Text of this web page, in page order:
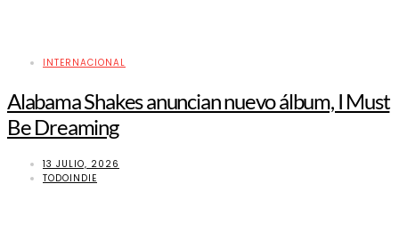
INTERNACIONAL
Alabama Shakes anuncian nuevo álbum, I Must
Be Dreaming
13 JULIO, 2026
TODOINDIE